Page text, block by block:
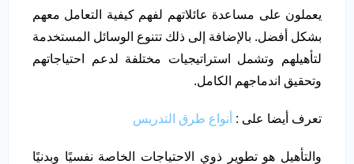
يعملون على مساعدة عائلاتهم لفهم كيفية التعامل معهم
بشكل أفضل. بالإضافة إلى ذلك تتنوع الوسائل المستخدمة
لتأهيلهم وتشمل استراتيجيات مختلفة لدعم احتياجاتهم
وتحقيق اندماجهم الكامل.
تعرف أيضا على : أنواع طرق التدريس
والتأهيل هو تطوير ذوي الاحتياجات الخاصة نفسيًا وبدنيًا